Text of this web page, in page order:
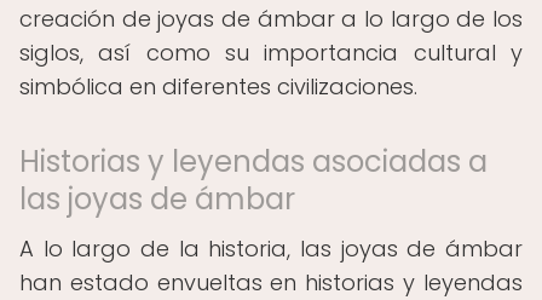
creación de joyas de ámbar a lo largo de los
siglos, así como su importancia cultural y
simbólica en diferentes civilizaciones.
Historias y leyendas asociadas a
las joyas de ámbar
A lo largo de la historia, las joyas de ámbar
han estado envueltas en historias y leyendas